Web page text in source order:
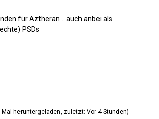
für Aztheran… auch anbei als
PSDs
Mal heruntergeladen, zuletzt: Vor 4 Stunden)